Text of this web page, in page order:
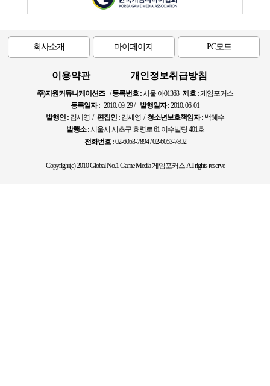
회사소개 마이페이지 PC모드
이용약관 개인정보취급방침
주)지원커뮤니케이션즈/등록번호 :서울 아01363 제호 :게임포커스
등록일자 : 2010. 09. 29 / 발행일자 :2010. 06. 01
발행인 : 김세영 / 편집인 : 김세영 /청소년보호책임자 : 백혜수
발행소 :서울시 서초구 효령로 61 이수빌딩 401호
전화번호 :02-6053-7894 / 02-6053-7892
Copyright(c) 2010 Global No.1 Game Media 게임포커스 All rights reserve